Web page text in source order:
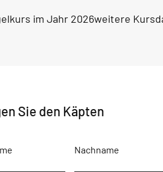
im Jahr 2026weitere
Sie den Käpten
Nachname